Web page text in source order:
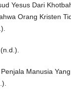
Yesus Dari
Orang Kristen
Manusia Yang